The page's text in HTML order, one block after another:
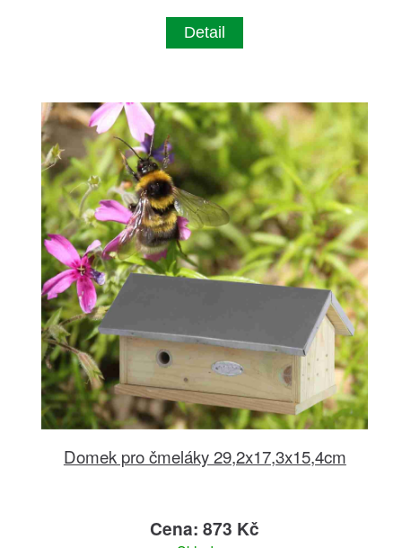
Detail
Domek pro čmeláky 29,2x17,3x15,4cm
Cena: 873 Kč